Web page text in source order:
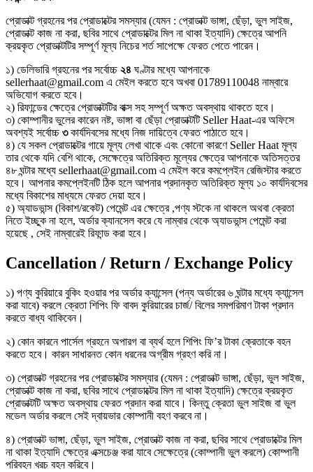
প্রোডাক্ট গ্রহনের পর প্রোডাক্টের সমস্যার (যেমন : প্রোডাক্ট ভাঙ্গা, ছেঁড়া, ভুল সাইজ,
প্রোডাক্ট কাজ না করা, ছবির সাথে প্রোডাক্টের মিল না থাকা ইত্যাদি) ক্ষেত্রে আপনি
ক্রয়কৃত প্রোডাক্টটির সম্পূর্ণ মূল্য নিচের শর্ত সাপেক্ষে ফেরত পেতে পারেন।
১) ডেলিভারি গ্রহনের পর সর্বোচ্চ ২৪ ঘণ্টার মধ্যে আপনাকে
sellerhaat@gmail.com এ মেইল করতে হবে অখবা 01789110048 নাম্বারে
অভিযোগ করতে হবে।
২) রিফান্ডের ক্ষেত্রে প্রোডাক্টটির বাক্স সহ সম্পূর্ণ অক্ষত অবস্থায় থাকতে হবে।
৩) কোম্পানীর ভুলের কারেন নষ্ট, ভাঙ্গা বা ছেঁড়া প্রোডাক্টটি Seller Haat-এর অফিসে
অবশ্যই সর্বোচ্চ ৩কার্যদিবসের মধ্যে নিজ দায়িত্বে ফেরত পাঠাতে হবে।
৪) যে সকল প্রোডাক্টের গায়ে মূল্য লেখা থাকে এবং কোনো কারণে Seller Haat মূল্য
তার থেকে যদি বেশি থাকে, সেক্ষেত্রে অতিরিক্ত মূল্যের ক্ষেত্রে আপনাকে অতিসত্তর
৪৮ ঘন্টার মধ্যে sellerhaat@gmail.com এ মেইল করে কমপ্লেইন রেজিস্টার করতে
হবে। আপনার কমপ্লেইনটি ঠিক হলে আপনার প্রদানকৃত অতিরিক্ত মূল্য ১০ কার্যদিবসের
মধ্যে বিকাশের মাধ্যমে ফেরত দেয়া হবে।
৫) অ্যাডভান্স (বিকাশ/রকেট) পেমেন্ট এর ক্ষেত্রে ,পণ্য স্টকে না থাকলে অথবা ক্রেতা
নিতে ইচ্ছুক না হলে, অর্ডার ক্যানসেল করে যে নাম্বার থেকে অ্যাডভান্স পেমেন্ট করা
হয়েছে , সেই নাম্বারেই রিফান্ড করা হবে।
Cancellation / Return / Exchange Policy
১) পণ্য কুরিয়ারে বুকিং হওয়ার পর অর্ডার ক্যান্সেল (পন্য অর্ডারের ৬ ঘন্টার মধ্যে ক্যান্সেল
করা যাবে) করলে ক্রেতা শিপিং ফি বাবদ কুরিয়ারের চার্জ/ বিলের সমপরিমাণ টাকা প্রদান
করতে বাধ্য থাকিবেন।
২) কোন কারনে পার্সেল গ্রহনে অপারগ বা ব্যর্থ হলে শিপিং ফি’র টাকা ক্রেতাকে বহন
করতে হবে। কারন সাধারনত কোন ধরনের অগ্রীম গ্রহণ করি না।
৩) প্রোডাক্ট গ্রহনের পর প্রোডাক্টের সমস্যার (যেমন : প্রোডাক্ট ভাঙ্গা, ছেঁড়া, ভুল সাইজ,
প্রোডাক্ট কাজ না করা, ছবির সাথে প্রোডাক্টের মিল না থাকা ইত্যাদি) ক্ষেত্রে ক্রয়কৃত
প্রোডাক্টটি অক্ষত অবস্থায় ফেরত প্রদান করা যাবে। কিন্তু ক্রেতা ভুল সাইজ বা ভুল
মডেল অর্ডার করলে সেই দ্বায়ভার কোম্পানী বহণ করবে না।
৪) প্রোডাক্ট ভাঙ্গা, ছেঁড়া, ভুল সাইজ, প্রোডাক্ট কাজ না করা, ছবির সাথে প্রোডাক্টের মিল
না থাকা ইত্যাদি ক্ষেত্রে এক্সচেঞ্জ করা যাবে সেক্ষেত্রে (কোম্পানী ভুল করলে) কোম্পানী
পরিবহন খরচ বহন করিবে।